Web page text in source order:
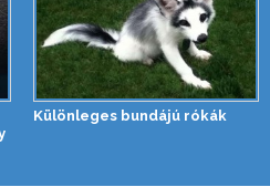
Különleges bundájú rókák